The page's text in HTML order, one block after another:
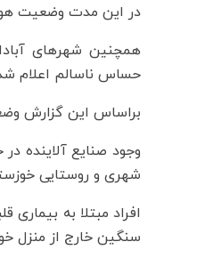
در این مدت وضعیت هوا در شهر امیدیه ۱۶۰، بهبهان ۱۹۶، هندیجان
حساس ناسالم اعلام
براساس این گزارش
وجود صنایع آلاینده
شهری و روستایی
افراد مبتلا به
سنگین خارج از منزل